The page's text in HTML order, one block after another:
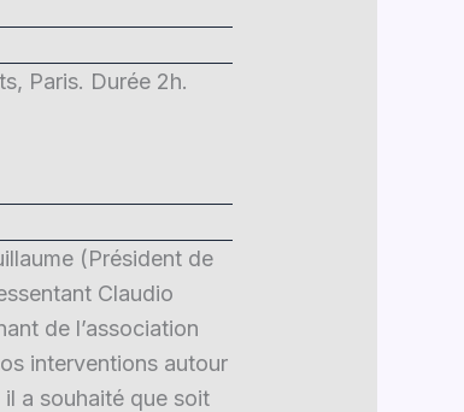
Paris. Durée 2h.
(Président de
Claudio
de l’association
interventions autour
a souhaité que soit